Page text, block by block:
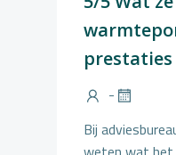
prestaties
-
Bij